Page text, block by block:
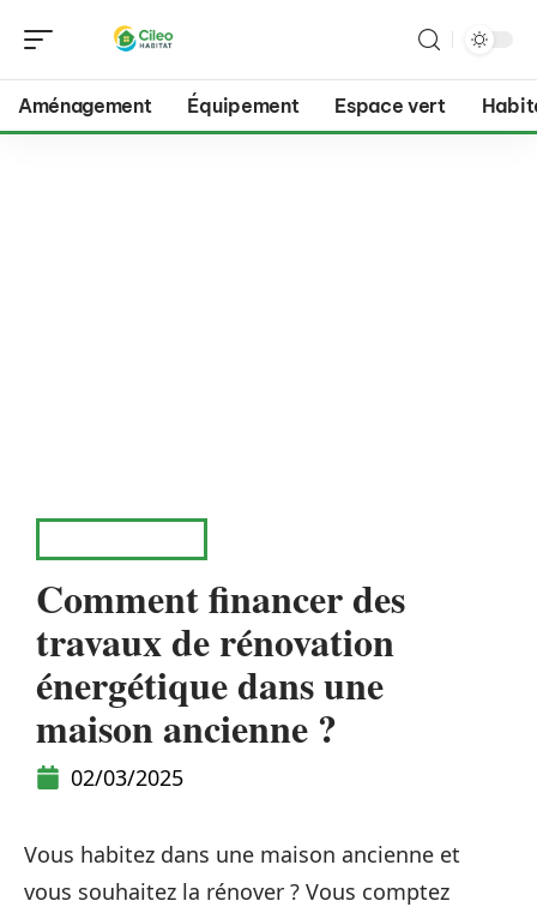
Aménagement Équipement Espace vert
Comment financer des
travaux de rénovation
énergétique dans une
maison ancienne ?
02/03/2025
Vous habitez dans une maison ancienne et
vous souhaitez la rénover ? Vous comptez